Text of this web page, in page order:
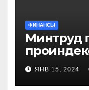
ФИНАНСЫ
Минтруд
более 40
ЯНВ 15, 2024